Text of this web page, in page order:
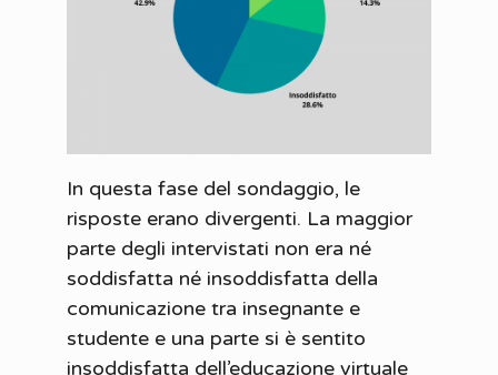
In questa fase del sondaggio, le
risposte erano divergenti. La maggior
parte degli intervistati non era né
soddisfatta né insoddisfatta della
comunicazione tra insegnante e
studente e una parte si è sentito
insoddisfatta dell’educazione virtuale